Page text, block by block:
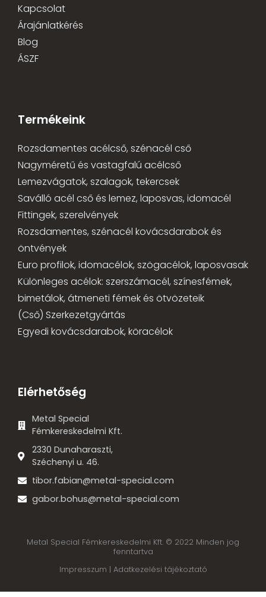
Kapcsolat
Árajánlatkérés
Blog
ÁSZF
Termékeink
Rozsdamentes acélcső, szénacél cső
Nagyméretű és vastagfalú acélcső
Lemezvágatok, szalagok, tekercsek
Saválló acél cső és lemez, laposvas, idomacél
Fittingek, szerelvények
Rozsdamentes, szénacél kovácsdarabok és
öntvények
Euro profilok, idomacélok, szögacélok, laposvasak
Különleges acélok: szerszámacél, színesfémek,
bimetálok, átmeneti fémek és ötvözeteik
(Cső) Szerkezetgyártás
Egyedi kovácsdarabok, köracélok
Elérhetőség
Metal Special
Fémkereskedelmi Kft.
2330 Dunaharaszti,
Széchenyi u. 46.
tibor.fabian@metal-special.com
gabor.bohus@metal-special.com
Metal Special Fémkereskedelmi Kft. © 2022 Minden jog
fenntartva
Impresszum | Adatkezelési tájékoztató